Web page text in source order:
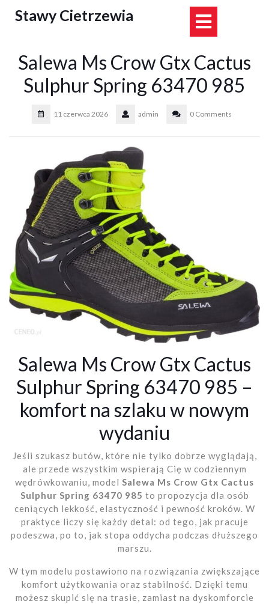
Stawy Cietrzewia
Salewa Ms Crow Gtx Cactus
Sulphur Spring 63470 985
11 czerwca 2026 admin 0 Comments
Salewa Ms Crow Gtx Cactus
Sulphur Spring 63470 985 –
komfort na szlaku w nowym
wydaniu
Jeśli szukasz butów, które nie tylko dobrze wyglądają,
ale przede wszystkim wspierają Cię w codziennym
wędrówkowaniu, model Salewa Ms Crow Gtx Cactus
Sulphur Spring 63470 985 to propozycja dla osób
ceniących lekkość, elastyczność i pewność kroków. W
praktyce liczy się każdy detal: od tego, jak pracuje
podeszwa, po to, jak stopa oddycha podczas dłuższego
marszu.
W tym modelu postawiono na rozwiązania zwiększające
komfort użytkowania oraz stabilność. Dzięki temu
możesz skupić się na trasie, zamiast na dyskomforcie